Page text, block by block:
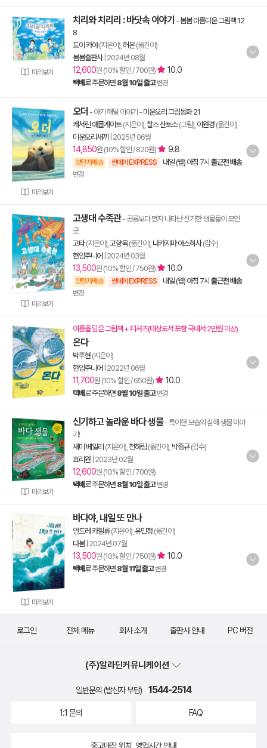
미리보기
치리와 치리리 : 바닷속 이야기 -봄봄 아름다운 그림책 12
8
도이 카야(지은이), 허은(옮긴이)
봄봄출판사| 2024년 08월
12,600원 (10% 할인 / 700원) 10.0
택배로 주문하면 8월 10일 출고 변경
미리보기
오더 - 아기 해달 이야기 - 미운오리 그림동화 21
캐서린 애플게이트(지은이), 찰스 산토소(그림), 이원경 (옮긴이)
미운오리새끼
2025년 06월
14,850원 (10% 할인 / 820원) 9.8
양탄자배송 썬데이 EXPRESS 내일 (월) 아침 7시 출근전 배송
변경
미리보기
고생대 수족관- 공룡보다 먼저 나타난 신기한 생물들이 모인
곳
고타(지은이), 고향옥(옮긴이), 나카지마 야스히사(감수)
현암주니어 2024년 03월
13,500원 (10% 할인 / 750원) 10.0
양탄자배송 썬데이 EXPRESS 내일 (월) 아침 7시 출근전 배송
변경
여름을 담은 그림책 + 티셔츠(대상도서 포함 국내서 2만원 이상)
온다
박주현 (지은이)
현암주니어 2022년 06월
11,700원 (10% 할인 / 650원) 10.0
택배로 주문하면 8월 10일 출고 변경
미리보기
신기하고 놀라운 바다 생물- 특이한 모습의 심해 생물 이야
기!
새미 베일리 (지은이), 전하림 (옮긴이), 박종규(감수)
효리원 2023년 02월
12,600원 (10% 할인 / 700원)
택배로 주문하면 8월 10일 출고 변경
미리보기
바다야, 내일 또 만나
안드레 카힐류(지은이), 유민정 (옮긴이)
다봄| 2024년 07월
13,500원 (10% 할인 / 750원) 10.0
택배로 주문하면 8월 11일 출고 변경
로그인 전체 메뉴 회사 소개 출판사 안내 PC 버전
(주)알라딘커뮤니케이션
일반문의 (발신자 부담) 1544-2514
1:1 문의 FAQ
중고매장 위치, 영업시간 안내